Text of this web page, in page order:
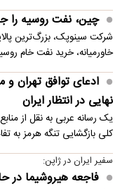
چین، نفت روسیه را
شرکت سینوپک، بزرگ‌ترین
خاورمیانه، خرید نفت خام
ادعای توافق تهران
نهایی در انتظار ایران
یک رسانه عربی به نقل از
کلی بازگشایی تنگه هرمز به
سفیر ایران در ژاپن:
فاجعه هیروشیما در